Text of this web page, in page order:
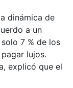
dinámica de
a un
7 % de los
lujos.
explicó que el